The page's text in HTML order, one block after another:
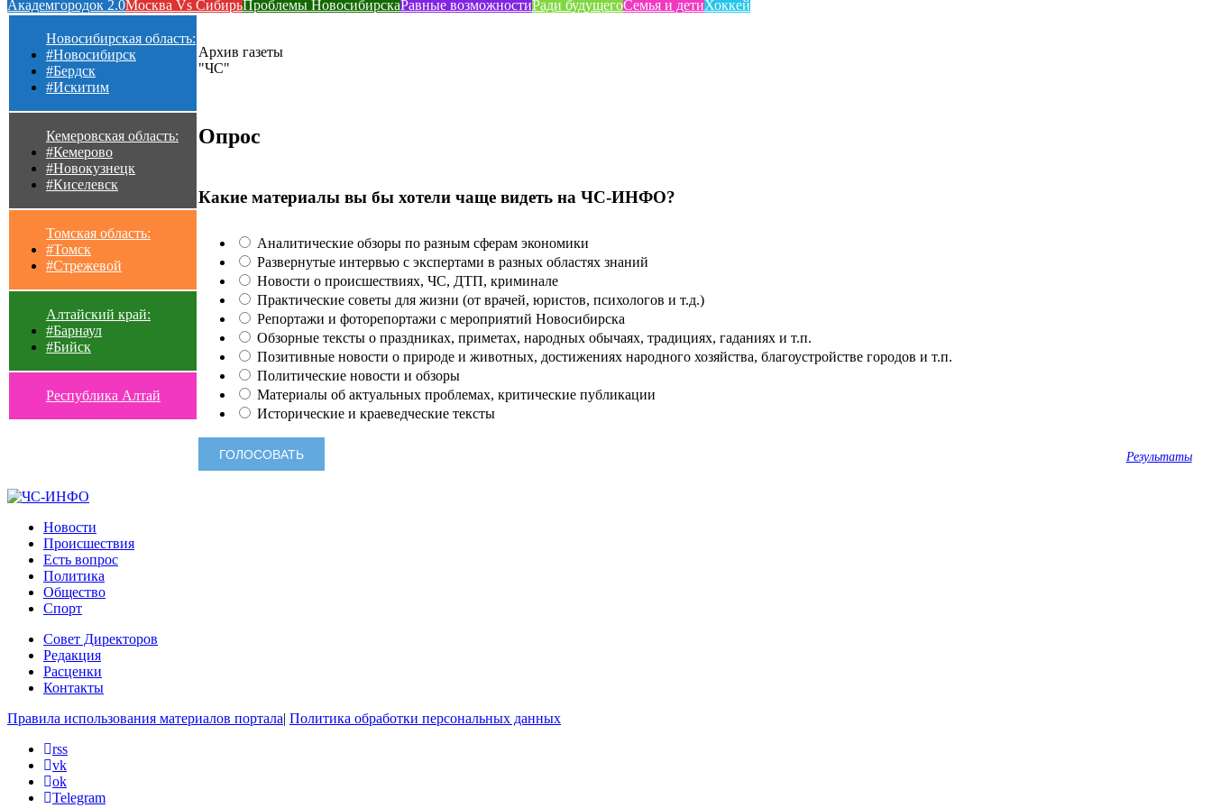
Академгородок 2.0Москва Vs СибирьПроблемы НовосибирскаРавные возможностиРади будущегоСемья и детиХоккей
Новосибирская область:
#Новосибирск
#Бердск
#Искитим
Кемеровская область:
#Кемерово
#Новокузнецк
#Киселевск
Томская область:
#Томск
#Стрежевой
Алтайский край:
#Барнаул
#Бийск
Республика Алтай
Архив газеты
"ЧС"
Опрос
Какие материалы вы бы хотели чаще видеть на ЧС-ИНФО?
Аналитические обзоры по разным сферам экономики
Развернутые интервью с экспертами в разных областях знаний
Новости о происшествиях, ЧС, ДТП, криминале
Практические советы для жизни (от врачей, юристов, психологов и т.д.)
Репортажи и фоторепортажи с мероприятий Новосибирска
Обзорные тексты о праздниках, приметах, народных обычаях, традициях, гаданиях и т.п.
Позитивные новости о природе и животных, достижениях народного хозяйства, благоустройстве городов и т.п.
Политические новости и обзоры
Материалы об актуальных проблемах, критические публикации
Исторические и краеведческие тексты
Результаты
Новости
Происшествия
Есть вопрос
Политика
Общество
Спорт
Совет Директоров
Редакция
Расценки
Контакты
Правила использования материалов портала| Политика обработки персональных данных
rss
vk
ok
Telegram